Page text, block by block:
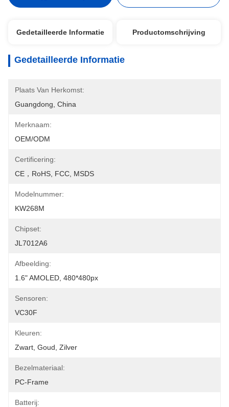
Gedetailleerde Informatie Productomschrijving
Gedetailleerde Informatie
Plaats Van Herkomst:
Guangdong, China
Merknaam:
OEM/ODM
Certificering:
CE，RoHS, FCC, MSDS
Modelnummer:
KW268M
Chipset:
JL7012A6
Afbeelding:
1.6" AMOLED, 480*480px
Sensoren:
VC30F
Kleuren:
Zwart, Goud, Zilver
Bezelmateriaal:
PC-Frame
Batterij: